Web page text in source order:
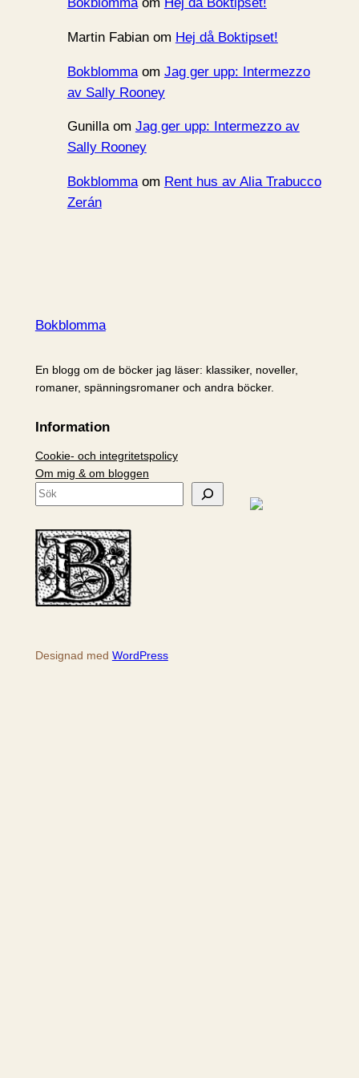
Martin Fabianom Hej då Boktipset!
Bokblommaom Jag ger upp: Intermezzo
av Sally Rooney
Gunillaom Jag ger upp: Intermezzo av
Sally Rooney
Bokblommaom Rent hus av Alia Trabucco
Zerán
Bokblomma
En blogg om de böcker jag läser: klassiker, noveller,
romaner, spänningsromaner och andra böcker.
Information
Cookie- och integritetspolicy
Om mig & om bloggen
S
k
Designad med WordPress